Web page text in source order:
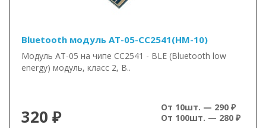
Bluetooth модуль AT-05-CC2541(HM-10)
Модуль AT-05 на чипе CC2541 - BLE (Bluetooth low
energy) модуль, класс 2, B..
320 ₽
От 10шт. — 290 ₽
От 100шт. — 280 ₽